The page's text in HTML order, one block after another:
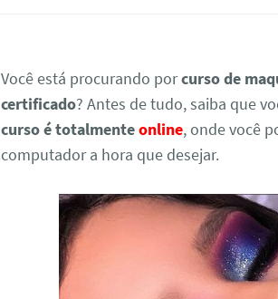
Você está procurando porcurso de
certificado? Antes de tudo, saiba que
curso é totalmenteonline, onde você
computador a hora que desejar.